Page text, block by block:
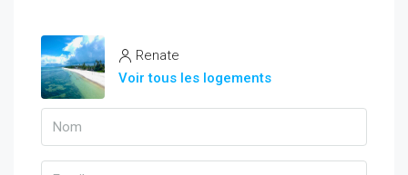
Renate
Voir tous les logements